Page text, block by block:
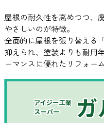
屋根の耐久性を高めつつ、
やさしいのが特徴。
全面的に屋根を張り替える
抑えられ、塗装よりも耐用
ーマンスに優れたリフォー
アイジー工業
スーパー
ガ